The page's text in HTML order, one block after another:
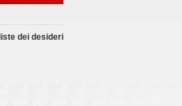
dei desideri